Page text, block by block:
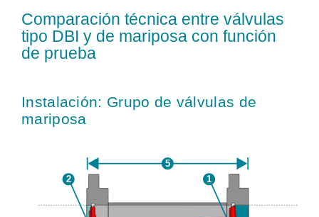
Comparación técnica entre válvulas
tipo DBI y de mariposa con función
de prueba
Instalación: Grupo de válvulas de
mariposa